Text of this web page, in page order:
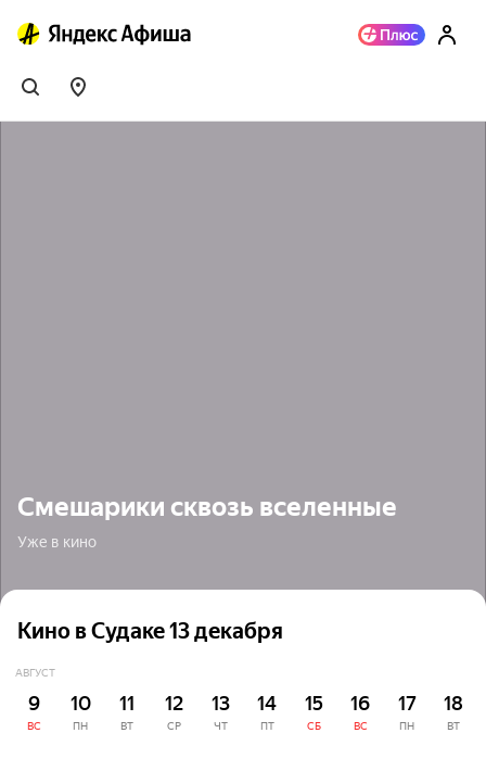
Смешарики сквозь вселенные
Уже в кино
Кино в Судаке 13 декабря
АВГУСТ
9
ВС
10
ПН
11
ВТ
12
СР
13
ЧТ
14
ПТ
15
СБ
16
ВС
17
ПН
18
ВТ